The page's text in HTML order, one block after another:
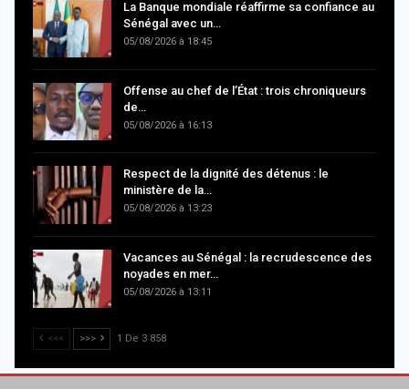
La Banque mondiale réaffirme sa confiance au
Sénégal avec un…
05/08/2026 à 18:45
Offense au chef de l’État : trois chroniqueurs
de…
05/08/2026 à 16:13
Respect de la dignité des détenus : le
ministère de la…
05/08/2026 à 13:23
Vacances au Sénégal : la recrudescence des
noyades en mer…
05/08/2026 à 13:11
<<< >>> 1 De 3 858